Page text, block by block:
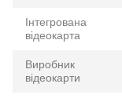
Інтегрована
відеокарта
Виробник
відеокарти